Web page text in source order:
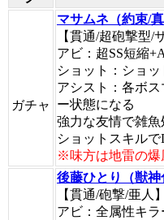
ガチャ
マサムネ（約束/真
【貫通/超砲撃型/
アビ：超SS短縮
ショット：ショ
アシスト：各ボ
ー状態になる
強力な友情で雑魚
ショットスキルで
※味方は地雷の爆
後藤ひとり（獣神
【貫通/砲撃/亜人】
アビ：全属性キ